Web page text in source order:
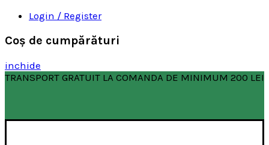
Login / Register
Coş de cumpărături
inchide
TRANSPORT GRATUIT LA COMANDA DE MINIMUM 200 LEI